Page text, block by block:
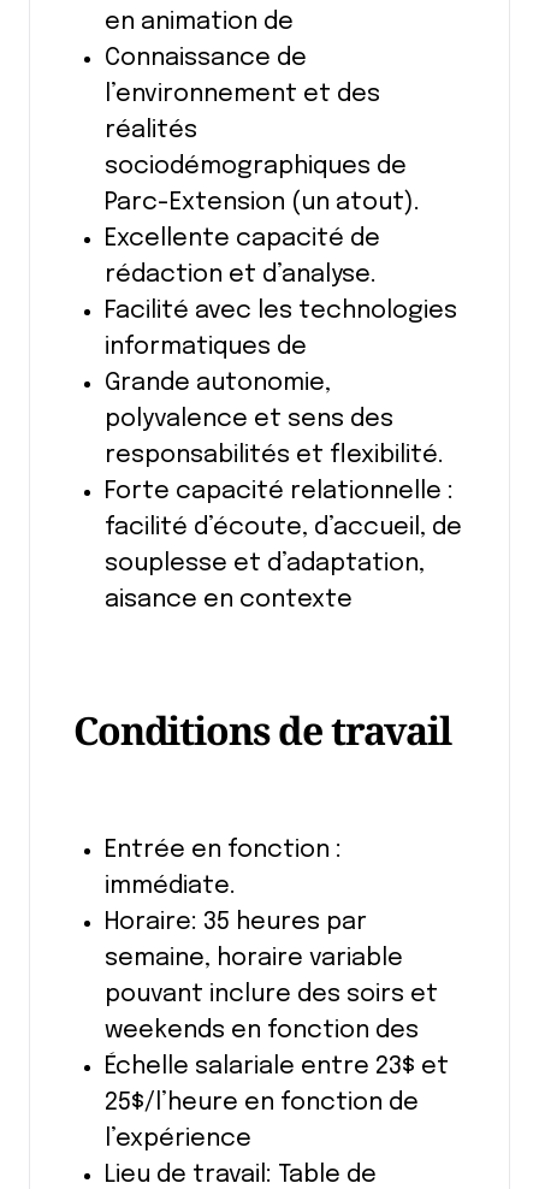
en animation de
Connaissance de
l’environnement et des
réalités
sociodémographiques de
Parc-Extension (un atout).
Excellente capacité de
rédaction et d’analyse.
Facilité avec les technologies
informatiques de
Grande autonomie,
polyvalence et sens des
responsabilités et flexibilité.
Forte capacité relationnelle :
facilité d’écoute, d’accueil, de
souplesse et d’adaptation,
aisance en contexte
Conditions de travail
Entrée en fonction :
immédiate.
Horaire: 35 heures par
semaine, horaire variable
pouvant inclure des soirs et
weekends en fonction des
Échelle salariale entre 23$ et
25$/l’heure en fonction de
l’expérience
Lieu de travail: Table de